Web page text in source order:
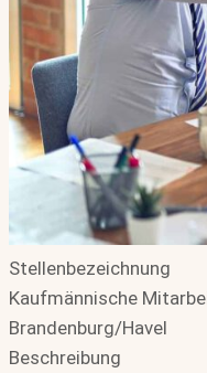
Stellenbezeichnung
Kaufmännische
Brandenburg/Havel
Beschreibung